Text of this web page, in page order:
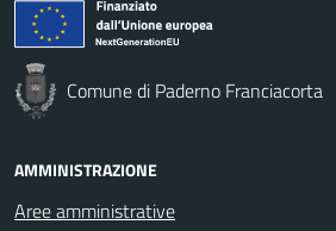
Comune di Paderno Franciacorta
AMMINISTRAZIONE
Aree amministrative